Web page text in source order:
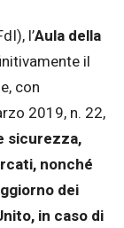
l’Aula della
il
con
2019, n. 22,
sicurezza,
nonché
dei
in caso di